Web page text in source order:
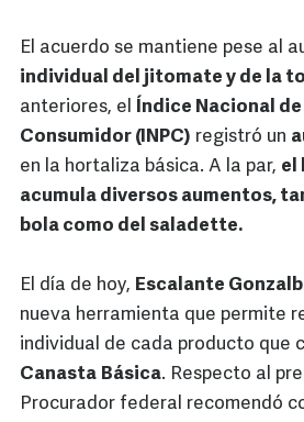
El acuerdo se mantiene pese al
individual del jitomate y de la
anteriores, el
Índice Nacional de
Consumidor (INPC) registró un
en la hortaliza básica. A la par, el
acumula diversos aumentos,
bola como del saladette.
El día de hoy, Escalante
nueva herramienta que permite
individual de cada producto que
Canasta Básica. Respecto al
Procurador federal recomendó